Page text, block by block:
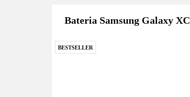
Bateria Samsung Galaxy
BESTSELLER